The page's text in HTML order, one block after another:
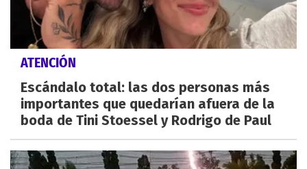
ATENCIÓN
Escándalo total: las dos personas más
importantes que quedarían afuera de la
boda de Tini Stoessel y Rodrigo de Paul